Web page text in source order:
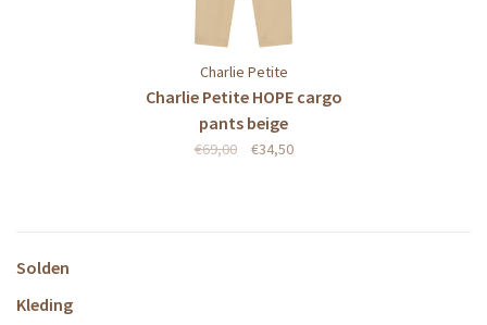
Charlie Petite
Charlie Petite HOPE cargo
pants beige
€69,00 €34,50
Solden
Kleding